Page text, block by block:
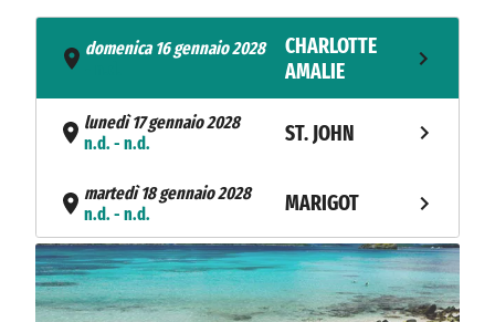
domenica 16 gennaio 2028
CHARLOTTE
AMALIE
lunedì 17 gennaio 2028
n.d. - n.d.
ST. JOHN
martedì 18 gennaio 2028
n.d. - n.d.
MARIGOT
martedì 18 gennaio 2028
n.d. - n.d.
GUSTAVIA